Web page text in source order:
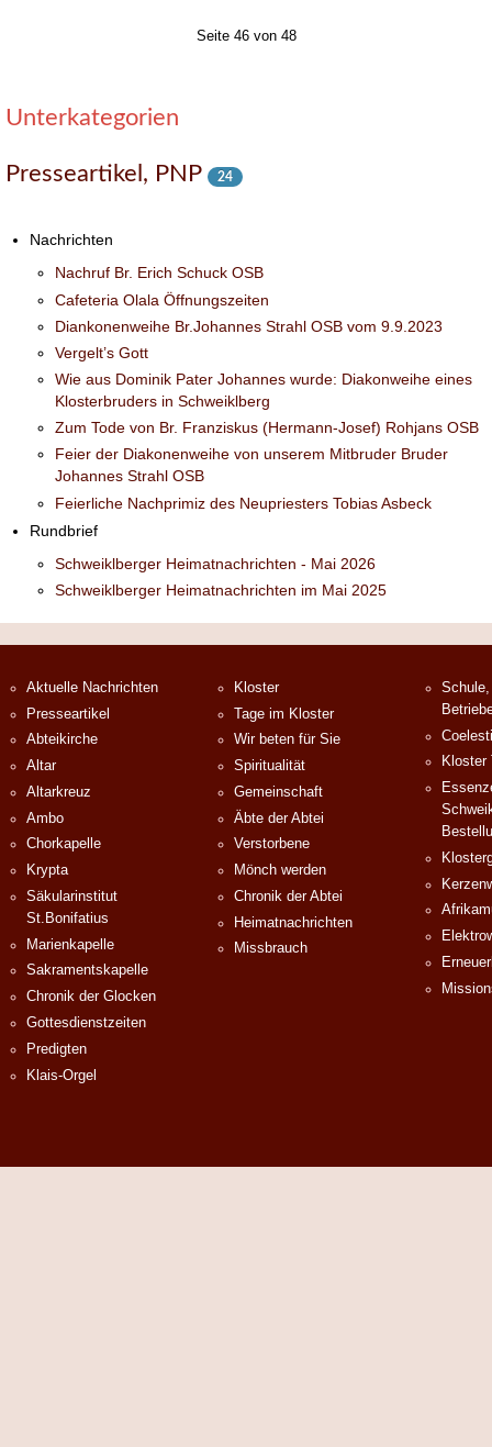
Seite 46 von 48
Unterkategorien
Presseartikel, PNP 24
Nachrichten
Nachruf Br. Erich Schuck OSB
Cafeteria Olala Öffnungszeiten
Diankonenweihe Br.Johannes Strahl OSB vom 9.9.2023
Vergelt’s Gott
Wie aus Dominik Pater Johannes wurde: Diakonweihe eines
Klosterbruders in Schweiklberg
Zum Tode von Br. Franziskus (Hermann-Josef) Rohjans OSB
Feier der Diakonenweihe von unserem Mitbruder Bruder
Johannes Strahl OSB
Feierliche Nachprimiz des Neupriesters Tobias Asbeck
Rundbrief
Schweiklberger Heimatnachrichten - Mai 2026
Schweiklberger Heimatnachrichten im Mai 2025
Aktuelle Nachrichten
Presseartikel
Abteikirche
Altar
Altarkreuz
Ambo
Chorkapelle
Krypta
Säkularinstitut
St.Bonifatius
Marienkapelle
Sakramentskapelle
Chronik der Glocken
Gottesdienstzeiten
Predigten
Klais-Orgel
Kloster
Tage im Kloster
Wir beten für Sie
Spiritualität
Gemeinschaft
Äbte der Abtei
Verstorbene
Mönch werden
Chronik der Abtei
Heimatnachrichten
Missbrauch
Kloster